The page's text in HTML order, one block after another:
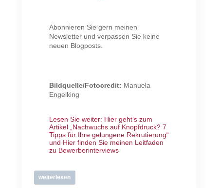
Abonnieren Sie gern meinen
Newsletter und verpassen Sie keine
neuen Blogposts.
Bildquelle/Fotocredit: Manuela
Engelking
Lesen Sie weiter: Hier geht’s zum
Artikel „Nachwuchs auf Knopfdruck? 7
Tipps für Ihre gelungene Rekrutierung“
und Hier finden Sie meinen Leitfaden
zu Bewerberinterviews
weiterlesen